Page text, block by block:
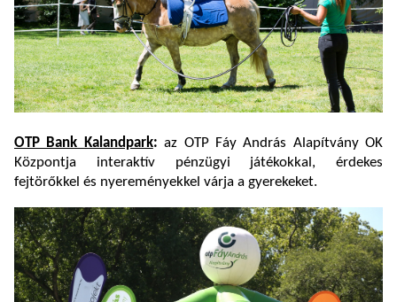
OTP Bank Kalandpark: az OTP Fáy András Alapítvány OK
Központja interaktív pénzügyi játékokkal, érdekes
fejtörőkkel és nyereményekkel várja a gyerekeket.